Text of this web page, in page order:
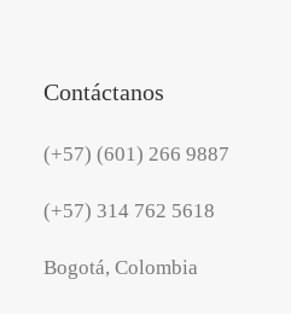
Contáctanos
(+57) (601) 266 9887
(+57) 314 762 5618
Bogotá, Colombia